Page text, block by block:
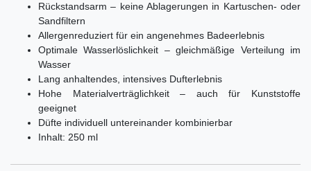
Rückstandsarm – keine Ablagerungen in Kartuschen- oder
Sandfiltern
Allergenreduziert für ein angenehmes Badeerlebnis
Optimale Wasserlöslichkeit – gleichmäßige Verteilung im
Wasser
Lang anhaltendes, intensives Dufterlebnis
Hohe Materialverträglichkeit – auch für Kunststoffe
geeignet
Düfte individuell untereinander kombinierbar
Inhalt: 250 ml